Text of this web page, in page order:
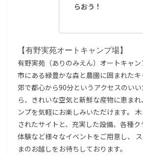
らおう！
【有野実苑オートキャンプ場】
有野実苑（ありのみえん）オートキャ
市にある緑豊かな森と農園に囲まれた
郊で都心から90分というアクセスのい
ら、きれいな空気と新鮮な産物に恵ま
ンプを気軽にお楽しみいただけます。
されたサイトと、充実した設備、各種
体験など様々なイベントをご用意し、
まのお越しをお待ちしております。